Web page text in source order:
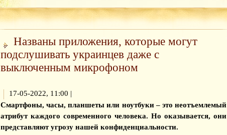
Названы приложения, которые могут
подслушивать украинцев даже с
выключенным микрофоном
17-05-2022, 11:00 |
Смартфоны, часы, планшеты или ноутбуки – это неотъемлемый
атрибут каждого современного человека. Но оказывается, они
представляют угрозу нашей конфиденциальности.